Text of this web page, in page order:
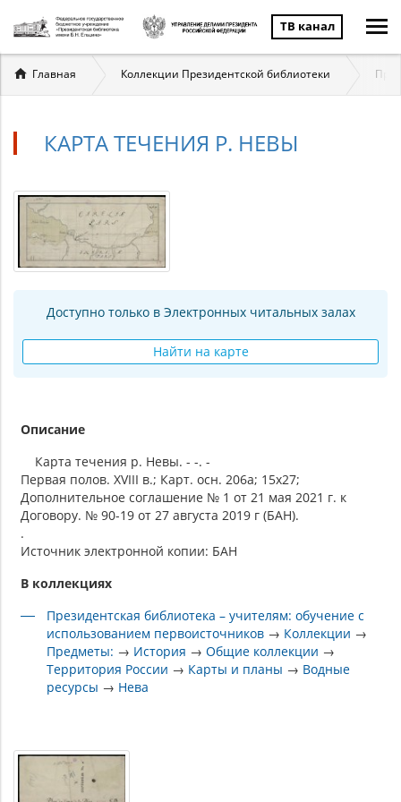
ТВ канал
Вы
здесь
Главная Коллекции Президентской библиотеки
КАРТА ТЕЧЕНИЯ Р. НЕВЫ
Доступно только в Электронных читальных залах
Найти на карте
Описание
Карта течения р. Невы. - -. -
Первая полов. XVIII в.; Карт. осн. 206а; 15х27;
Дополнительное соглашение № 1 от 21 мая 2021 г. к
Договору. № 90-19 от 27 августа 2019 г (БАН).
.
Источник электронной копии: БАН
В коллекциях
Президентская библиотека – учителям: обучение с
использованием первоисточников → Коллекции →
Предметы: → История →Общие коллекции →
Территория России → Карты и планы → Водные
ресурсы → Нева